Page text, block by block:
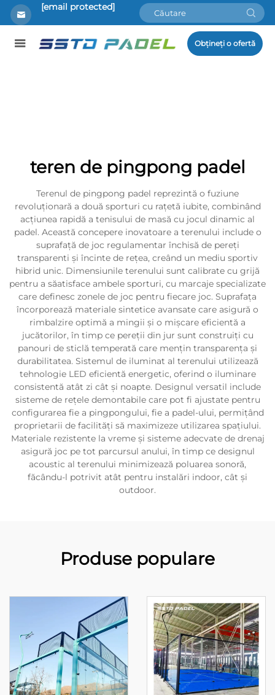
[email protected]
Obțineți o ofertă
teren de pingpong padel
Terenul de pingpong padel reprezintă o fuziune
revoluționară a două sporturi cu rațetă iubite, combinând
acțiunea rapidă a tenisului de masă cu jocul dinamic al
padel. Această concepere inovatoare a terenului include o
suprafață de joc regulamentar închisă de pereți
transparenti și încinte de rețea, creând un mediu sportiv
hibrid unic. Dimensiunile terenului sunt calibrate cu grijă
pentru a săatisface ambele sporturi, cu marcaje specializate
care definesc zonele de joc pentru fiecare joc. Suprafața
încorporează materiale sintetice avansate care asigură o
rimbalzire optimă a mingii și o mișcare eficientă a
jucătorilor, în timp ce pereții din jur sunt construiți cu
panouri de sticlă temperată care mențin transparența și
durabilitatea. Sistemul de iluminat al terenului utilizează
tehnologie LED eficientă energetic, oferind o iluminare
consistentă atât zi cât și noapte. Designul versatil include
sisteme de rețele demontabile care pot fi ajustate pentru
configurarea fie a pingpongului, fie a padel-ului, permițând
proprietarii de facilități să maximizeze utilizarea spațiului.
Materiale rezistente la vreme și sisteme adecvate de drenaj
asigură joc pe tot parcursul anului, în timp ce designul
acoustic al terenului minimizează poluarea sonoră,
făcându-l potrivit atât pentru instalări indoor, cât și
outdoor.
Produse populare